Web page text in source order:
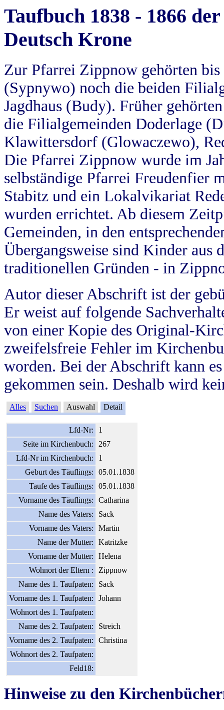
Taufbuch 1838 - 1866
Deutsch Krone
Zur Pfarrei Zippnow gehörten
(Sypnywo) noch die beiden
Jagdhaus (Budy). Früher
die Filialgemeinden Doderlage
Klawittersdorf (Glowaczewo),
Die Pfarrei Zippnow wurde im
selbständige Pfarrei Freudenfier
Stabitz und ein Lokalvikariat
wurden errichtet. Ab diesem
Gemeinden, in den
Übergangsweise sind Kinder aus
traditionellen Gründen - in
Autor dieser Abschrift ist der
Er weist auf folgende
von einer Kopie des Original-
zweifelsfreie Fehler im
worden. Bei der Abschrift kann
gekommen sein. Deshalb wird
Alles Suchen Auswahl Detail
Lfd-Nr:
1
Seite im Kirchenbuch:
267
Lfd-Nr im Kirchenbuch:
1
Geburt des Täuflings:
05.01.1838
Taufe des Täuflings:
05.01.1838
Vorname des Täuflings:
Catharina
Name des Vaters:
Sack
Vorname des Vaters:
Martin
Name der Mutter:
Katritzke
Vorname der Mutter:
Helena
Wohnort der Eltern :
Zippnow
Name des 1. Taufpaten:
Sack
Vorname des 1. Taufpaten:
Johann
Wohnort des 1. Taufpaten:
Name des 2. Taufpaten:
Streich
Vorname des 2. Taufpaten:
Christina
Wohnort des 2. Taufpaten:
Feld18:
Hinweise zu den